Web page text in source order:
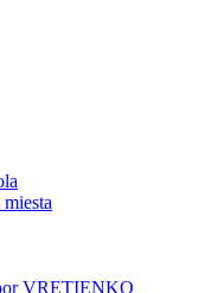
VRETIENKO